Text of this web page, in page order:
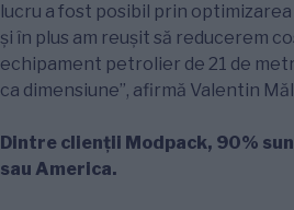
lucru a fost posibil prin
și în plus am reușit să reducerem
echipament petrolier de 21 de
ca dimensiune”, afirmă Valentin
Dintre clienții Modpack, 90%
sau America.